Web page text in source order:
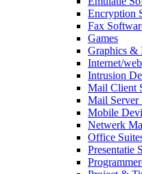
Encryption
Fax
Games
Graphics &
Internet/
Intrusion
Mail Client
Mail Server
Mobile
Netwerk
Office
Presentatie